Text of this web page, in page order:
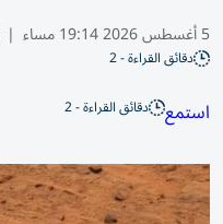
5 أغسطس 2026 19:14 مساء |
دقائق القراءة - 2
استمع دقائق القراءة - 2